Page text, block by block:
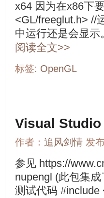
x64 因为在x86下
<GL/freeglut.h> //
中运行还是会显示
阅读全文>>
标签: OpenGL
Visual Studio
作者： 追风剑情 发
参见 https://
nupengl (此包集
测试代码 #include